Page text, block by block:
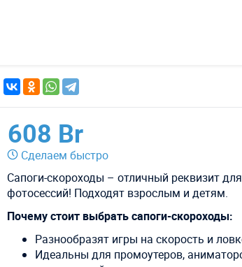
608 Br
Сделаем быстро
Сапоги-скороходы – отличный реквизит
фотосессий! Подходят взрослым и детям.
Почему стоит выбрать сапоги-скороходы:
Разнообразят игры на скорость и
Идеальны для промоутеров,